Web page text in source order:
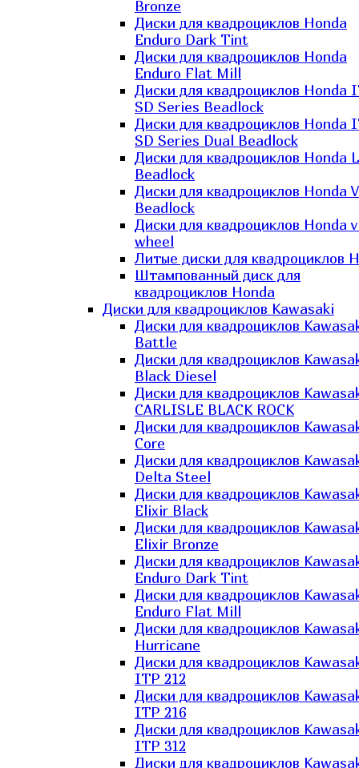
Bronze
Диски для квадроциклов Honda
Enduro Dark Tint
Диски для квадроциклов Honda
Enduro Flat Mill
Диски для квадроциклов Honda
SD Series Beadlock
Диски для квадроциклов Honda
SD Series Dual Beadlock
Диски для квадроциклов Honda
Beadlock
Диски для квадроциклов Honda
Beadlock
Диски для квадроциклов Honda
wheel
Литые диски для квадроциклов
Штампованный диск для
квадроциклов Honda
Диски для квадроциклов Kawasaki
Диски для квадроциклов
Battle
Диски для квадроциклов
Black Diesel
Диски для квадроциклов
CARLISLE BLACK ROCK
Диски для квадроциклов
Core
Диски для квадроциклов
Delta Steel
Диски для квадроциклов
Elixir Black
Диски для квадроциклов
Elixir Bronze
Диски для квадроциклов
Enduro Dark Tint
Диски для квадроциклов
Enduro Flat Mill
Диски для квадроциклов
Hurricane
Диски для квадроциклов
ITP 212
Диски для квадроциклов
ITP 216
Диски для квадроциклов
ITP 312
Диски для квадроциклов